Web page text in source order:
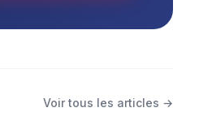
Voir tous les articles →